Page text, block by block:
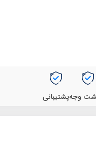
وجهپشتیبانی